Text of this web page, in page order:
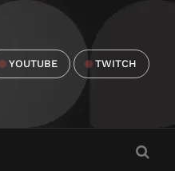
YOUTUBE TWITCH